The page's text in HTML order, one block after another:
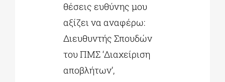
θέσεις ευθύνης μου
αξίζει να αναφέρω:
Διευθυντής Σπουδών
του ΠΜΣ ‘Διαχείριση
αποβλήτων’,